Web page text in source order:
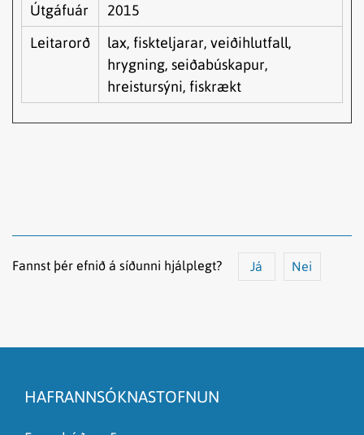
Útgáfuár
2015
Leitarorð
lax, fiskteljarar, veiðihlutfall,
hrygning, seiðabúskapur,
hreistursýni, fiskrækt
Fannst þér efnið á síðunni hjálplegt? Já Nei
Það er of mikið efni á síðunni
Ég skil ekki efnið, finnst það of flókið
HAFRANNSÓKNASTOFNUN